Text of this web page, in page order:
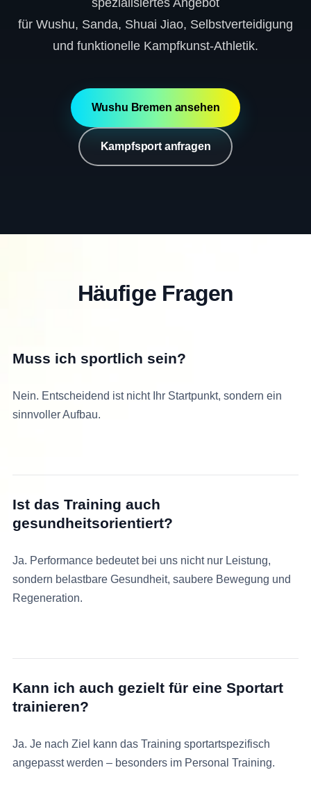
für Wushu, Sanda, Shuai Jiao, Selbstverteidigung
und funktionelle Kampfkunst-Athletik.
Wushu Bremen ansehen
Kampfsport anfragen
Häufige Fragen
Muss ich sportlich sein?
Nein. Entscheidend ist nicht Ihr Startpunkt, sondern ein
sinnvoller Aufbau.
Ist das Training auch
gesundheitsorientiert?
Ja. Performance bedeutet bei uns nicht nur Leistung,
sondern belastbare Gesundheit, saubere Bewegung und
Regeneration.
Kann ich auch gezielt für eine Sportart
trainieren?
Ja. Je nach Ziel kann das Training sportartspezifisch
angepasst werden – besonders im Personal Training.